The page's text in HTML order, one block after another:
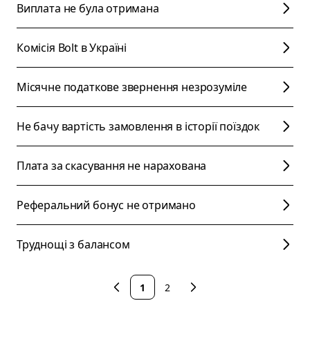
Виплата не була отримана
Комісія Bolt в Україні
Місячне податкове звернення незрозуміле
Не бачу вартість замовлення в історії поїздок
Плата за скасування не нарахована
Реферальний бонус не отримано
Труднощі з балансом
1 2